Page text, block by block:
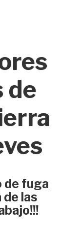
de
de fuga
de las